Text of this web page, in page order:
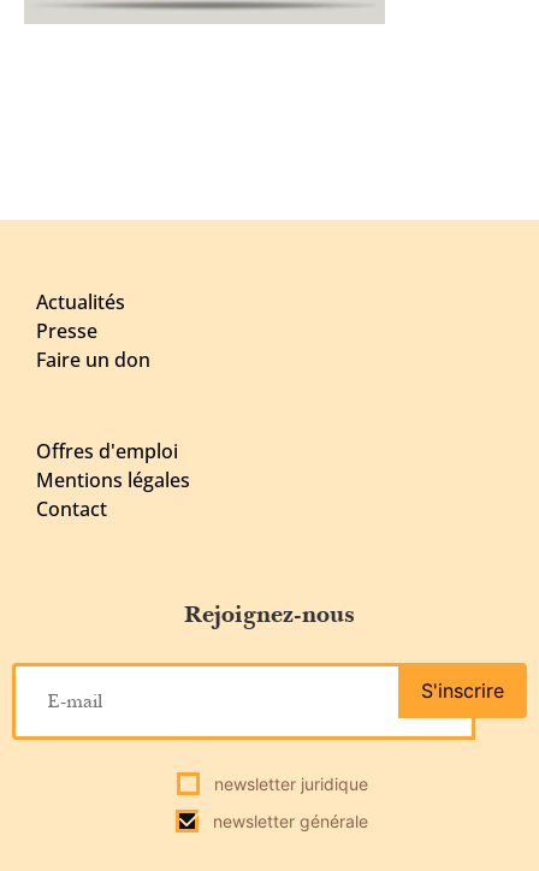
Actualités
Presse
Faire un don
Offres d'emploi
Mentions légales
Contact
Rejoignez-nous
newsletter juridique
newsletter générale
S'inscrire